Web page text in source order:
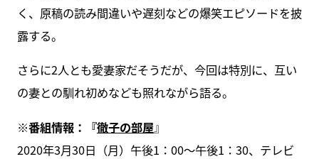
く、原稿の読み間違いや遅刻などの爆笑エピソードを披
露する。
さらに2人とも愛妻家だそうだが、今回は特別に、互い
の妻との馴れ初めなども照れながら語る。
※番組情報： 『徹子の部屋』
2020年3月30日（月）午後1：00～午後1：30、テレビ